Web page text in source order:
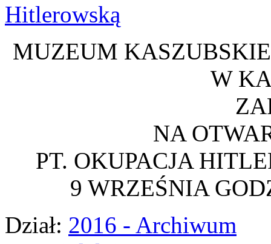
MUZEUM
W
NA
PT. OKUPACJA
9 WRZEŚNIA
Dział: 2016 - Archiwum